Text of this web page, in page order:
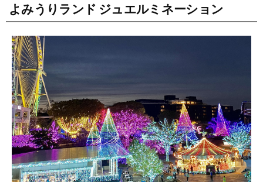
よみうりランド ジュエルミネーション